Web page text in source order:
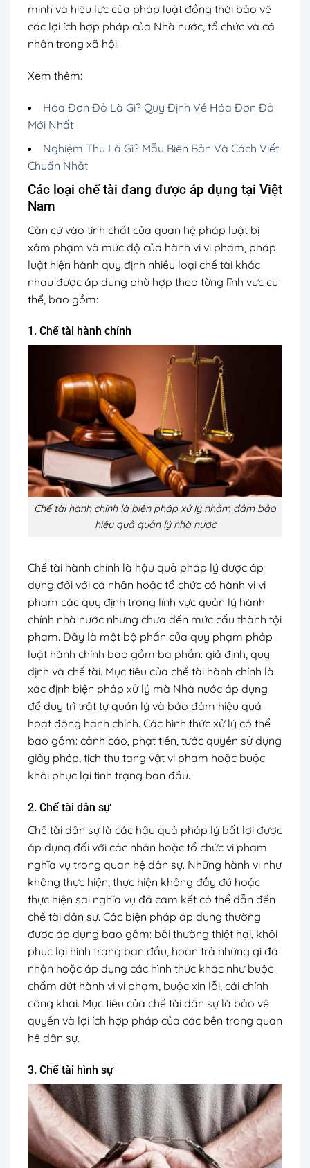
minh và hiệu lực của pháp luật đồng thời bảo vệ
các lợi ích hợp pháp của Nhà nước, tổ chức và cá
nhân trong xã hội.
Xem thêm:
Hóa Đơn Đỏ Là Gì? Quy Định Về Hóa Đơn Đỏ
Mới Nhất
Nghiệm Thu Là Gì? Mẫu Biên Bản Và Cách Viết
Chuẩn Nhất
Các loại chế tài đang được áp dụng tại Việt
Nam
Căn cứ vào tính chất của quan hệ pháp luật bị
xâm phạm và mức độ của hành vi vi phạm, pháp
luật hiện hành quy định nhiều loại chế tài khác
nhau được áp dụng phù hợp theo từng lĩnh vực cụ
thể, bao gồm:
1. Chế tài hành chính
Chế tài hành chính là biện pháp xử lý nhằm đảm bảo
hiệu quả quản lý nhà nước
Chế tài hành chính là hậu quả pháp lý được áp
dụng đối với cá nhân hoặc tổ chức có hành vi vi
phạm các quy định trong lĩnh vực quản lý hành
chính nhà nước nhưng chưa đến mức cấu thành tội
phạm. Đây là một bộ phần của quy phạm pháp
luật hành chính bao gồm ba phần: giả định, quy
định và chế tài. Mục tiêu của chế tài hành chính là
xác định biện pháp xử lý mà Nhà nước áp dụng
để duy trì trật tự quản lý và bảo đảm hiệu quả
hoạt động hành chính. Các hình thức xử lý có thể
bao gồm: cảnh cáo, phạt tiền, tước quyền sử dụng
giấy phép, tịch thu tang vật vi phạm hoặc buộc
khôi phục lại tình trạng ban đầu.
2. Chế tài dân sự
Chế tài dân sự là các hậu quả pháp lý bất lợi được
áp dụng đối với các nhân hoặc tổ chức vi phạm
nghĩa vụ trong quan hệ dân sự. Những hành vi như
không thực hiện, thực hiện không đầy đủ hoặc
thực hiện sai nghĩa vụ đã cam kết có thể dẫn đến
chế tài dân sự. Các biện pháp áp dụng thường
được áp dụng bao gồm: bồi thường thiệt hại, khôi
phục lại hình trạng ban đầu, hoàn trả những gì đã
nhận hoặc áp dụng các hình thức khác như buộc
chấm dứt hành vi vi phạm, buộc xin lỗi, cải chính
công khai. Mục tiêu của chế tài dân sự là bảo vệ
quyền và lợi ích hợp pháp của các bên trong quan
hệ dân sự.
3. Chế tài hình sự